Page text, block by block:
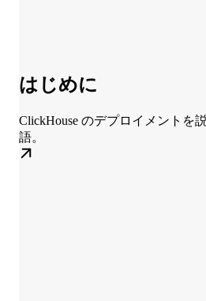
はじめに
ClickHouse のデプロイメントを
語。